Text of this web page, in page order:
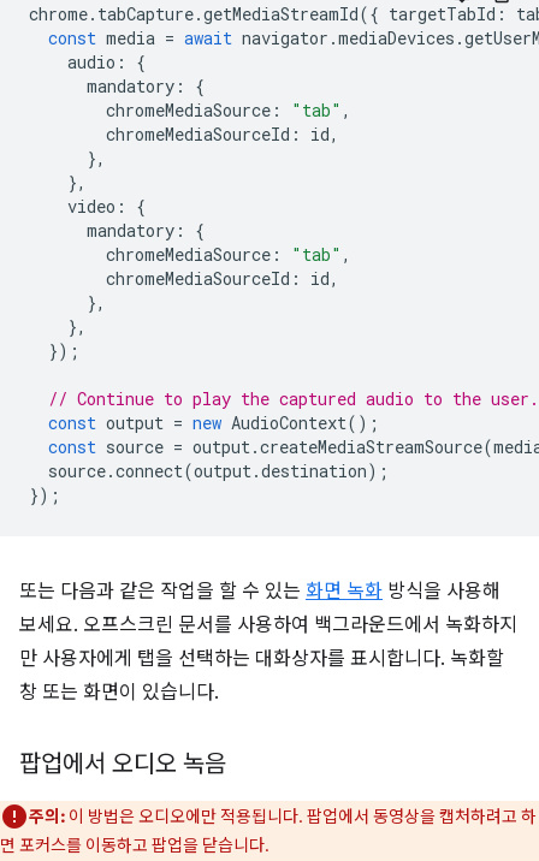
chrome. tabCapture.getMediaStreamId({ targetTabId :
const media = await navigator .mediaDevices .
audio :
{
mandatory :
{
chromeMediaSource : "tab" ,
chromeMediaSourceId : id,
},
},
video :
{
mandatory :
{
chromeMediaSource : "tab" ,
chromeMediaSourceId : id,
},
},
});
// Continue to play the captured audio to the user.
const output = new AudioContext();
const source = output .createMediaStreamSource(
source.connect(output .destination);
});
또는 다음과 같은 작업을 할 수 있는 화면 녹화 방식을 사용해
보세요. 오프스크린 문서를 사용하여 백그라운드에서 녹화하지
만 사용자에게 탭을 선택하는 대화상자를 표시합니다. 녹화할
창 또는 화면이 있습니다.
팝업에서 오디오 녹음
주의: 이 방법은 오디오에만 적용됩니다. 팝업에서 동영상을 캡처하려고 하
면 포커스를 이동하고 팝업을 닫습니다.